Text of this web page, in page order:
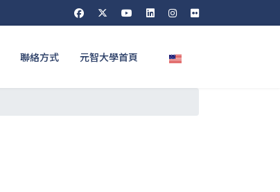
聯絡方式 元智大學首頁 選擇你的語言